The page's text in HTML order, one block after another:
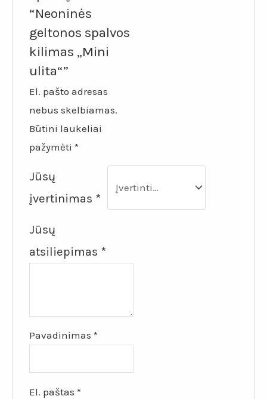
“Neoninės
geltonos spalvos
kilimas „Mini
ulita“”
El. pašto adresas
nebus skelbiamas.
Būtini laukeliai
pažymėti*
Jūsų
įvertinimas *
Jūsų
atsiliepimas *
Pavadinimas*
El. paštas*